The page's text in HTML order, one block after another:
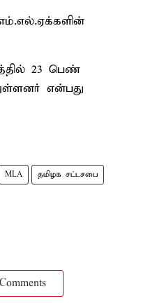
23 பெண்
என்பது
MLA தமிழக சட்டசபை